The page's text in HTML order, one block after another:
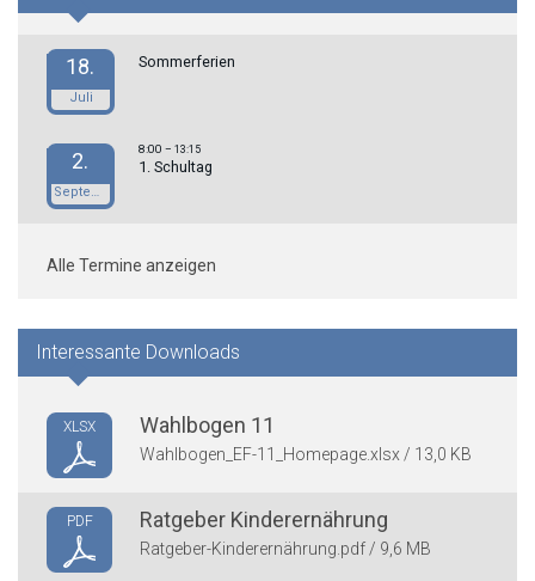
18.
Juli
Sommerferien
2. 8:00– 13:15
1. Schultag
Alle Termine anzeigen
Interessante Downloads
XLSX Wahlbogen 11
Wahlbogen_EF-11_Homepage.xlsx / 13,0 KB
PDF Ratgeber Kinderernährung
Ratgeber-Kinderernährung.pdf / 9,6 MB